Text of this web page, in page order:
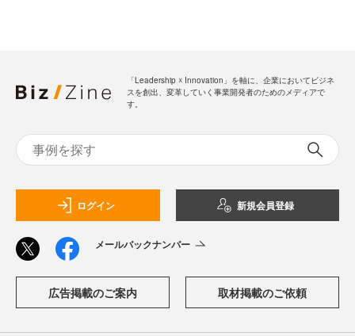
「Leadership ☓ Innovation」を軸に、企業においてビジネ
スを創出、変革していく事業開発者のためのメディアで
す。
ログイン 新規会員登録
メールバックナンバー
広告掲載のご案内 取材掲載のご依頼